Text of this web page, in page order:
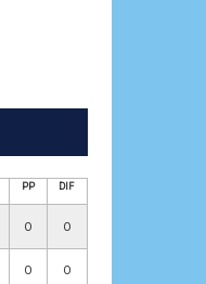
PP DIF
0 0
0 0